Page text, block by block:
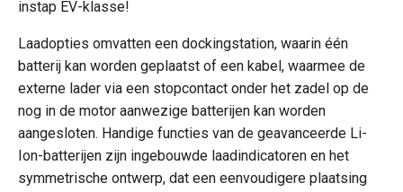
instap EV-klasse!
Laadopties omvatten een dockingstation, waarin één
batterij kan worden geplaatst of een kabel, waarmee de
externe lader via een stopcontact onder het zadel op de
nog in de motor aanwezige batterijen kan worden
aangesloten. Handige functies van de geavanceerde Li-
Ion-batterijen zijn ingebouwde laadindicatoren en het
symmetrische ontwerp, dat een eenvoudigere plaatsing